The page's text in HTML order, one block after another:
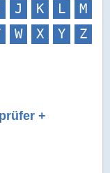
J K L
M
W X Y Z
+